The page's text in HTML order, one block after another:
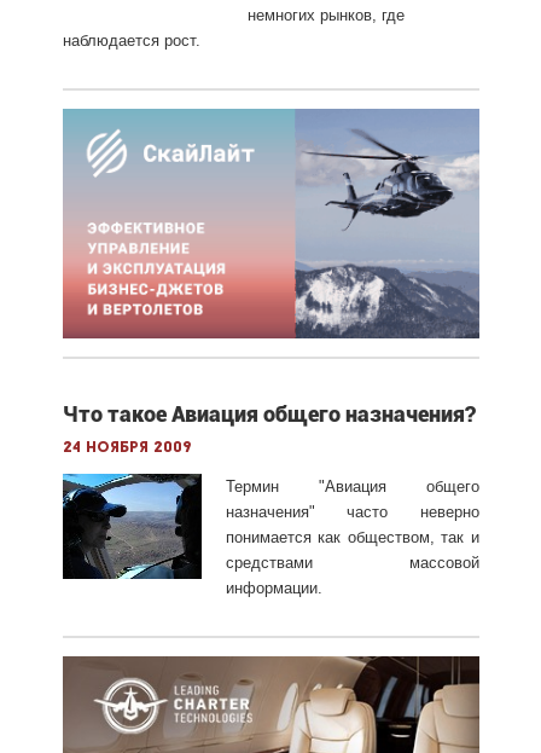
немногих рынков, где
наблюдается рост.
Что такое Авиация общего назначения?
24 ноября 2009
Термин "Авиация общего
назначения" часто неверно
понимается как обществом, так и
средствами массовой
информации.